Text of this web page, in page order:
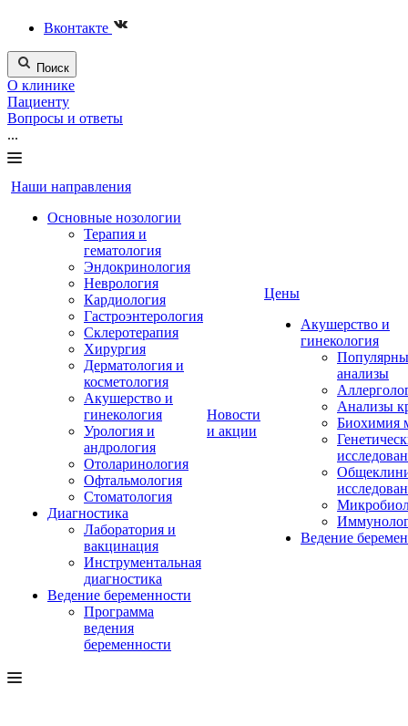
Вконтакте
Поиск
О клинике
Пациенту
Вопросы и ответы
...
Наши направления
Основные нозологии
Терапия и
гематология
Эндокринология
Неврология
Кардиология
Гастроэнтерология
Склеротерапия
Хирургия
Дерматология и
косметология
Акушерство и
гинекология
Урология и
андрология
Отоларинология
Офтальмология
Стоматология
Диагностика
Лаборатория и
вакцинация
Инструментальная
диагностика
Ведение беременности
Программа
ведения
беременности
Новости
и акции
Цены
Акушерство и
гинекология
анализы
Анализы
Биохимия
Ведение